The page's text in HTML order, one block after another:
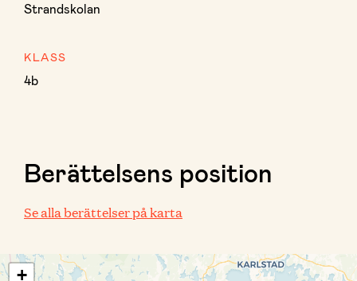
Strandskolan
KLASS
4b
Berättelsens position
Se alla berättelser på karta
+